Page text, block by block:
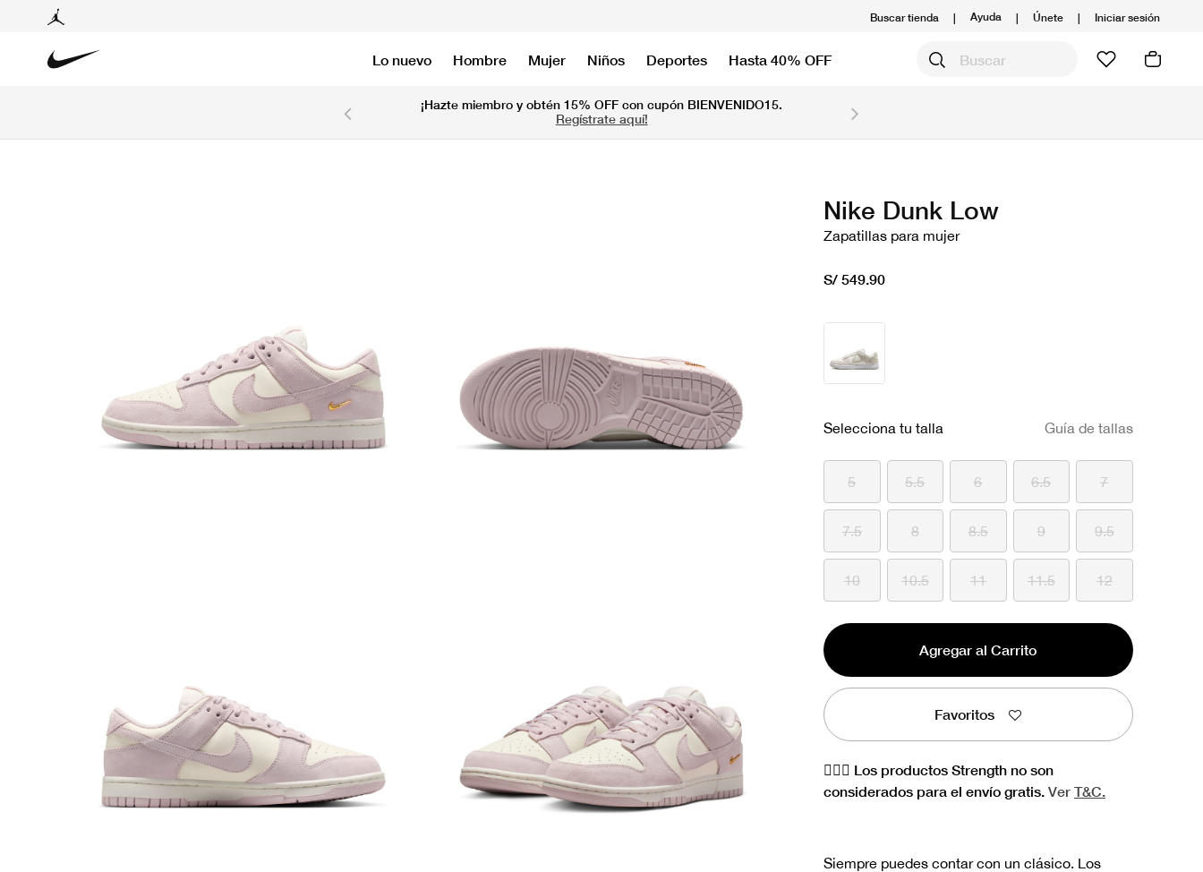
Buscar tienda | Ayuda | Únete | Iniciar sesión
Lo nuevo Hombre Mujer Niños Deportes Hasta 40% OFF
¡Hazte miembro y obtén 15% OFF con cupón BIENVENIDO15.
Regístrate aquí!
Nike Dunk Low
Zapatillas para mujer
S/ 549.90
Selecciona tu talla Guía de tallas
5 5.5 6 6.5 7
7.5 8 8.5 9 9.5
10 10.5 11 11.5 12
Agregar al Carrito
Favoritos
🏋🏻‍♀️ Los productos Strength no son
considerados para el envío gratis. Ver T&C.
Siempre puedes contar con un clásico. Los